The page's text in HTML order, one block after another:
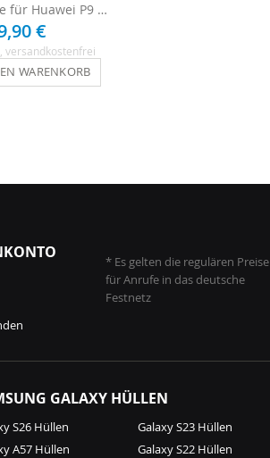
Schutzhülle für Huawei P9 - Schwarz / Gold
€
, versandkostenfrei
WARENKORB
* Es gelten die regulären Preise
für Anrufe in das deutsche
Festnetz
GALAXY HÜLLEN
S26 Hüllen
A57 Hüllen
Galaxy S23 Hüllen
Galaxy S22 Hüllen